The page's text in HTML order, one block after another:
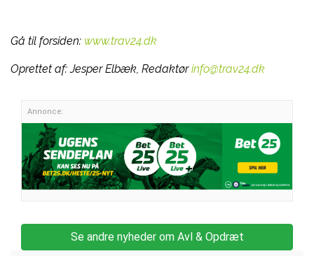
Gå til forsiden: www.trav24.dk
Oprettet af:Jesper Elbæk, Redaktør info@trav24.dk
Annonce:
Se andre nyheder om Avl & Opdræt